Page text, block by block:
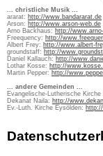
... christliche Musik ...
ararat: http://www.bandararat.de
Arson: http://www.arson-web.de
Arno Backhaus: http://
Freequency: http://
Albert Frey: http://www.albert-
groundstaff: http://
Daniel Kallauch: http://
Lothar Kosse: http://
Martin Pepper: http://
... andere Gemeinden ...
Evangelische-Lutherische Kirche
Dekanat Naila: http://
Ev.-Luth. Kirche Eysölden: